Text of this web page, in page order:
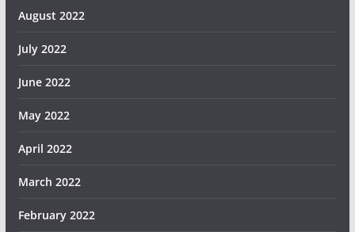
August 2022
July 2022
June 2022
May 2022
April 2022
March 2022
February 2022